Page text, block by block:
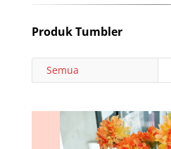
Produk Tumbler
Semua